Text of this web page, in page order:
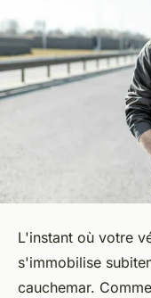
L'instant où votre
s'immobilise
cauchemar.